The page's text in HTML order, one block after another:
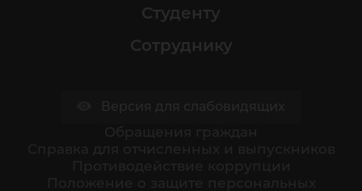
Студенту
Сотруднику